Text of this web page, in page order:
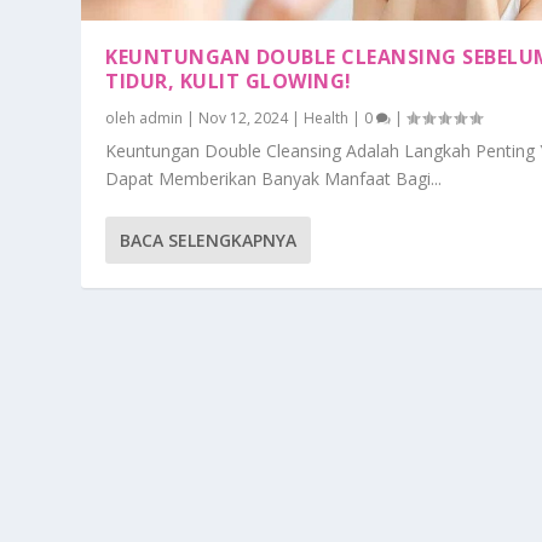
KEUNTUNGAN DOUBLE CLEANSING
TIDUR, KULIT GLOWING!
oleh admin | Nov 12, 2024| Health | 0 |
Keuntungan Double Cleansing Adalah Langkah Penting
Dapat Memberikan Banyak Manfaat Bagi...
BACA SELENGKAPNYA